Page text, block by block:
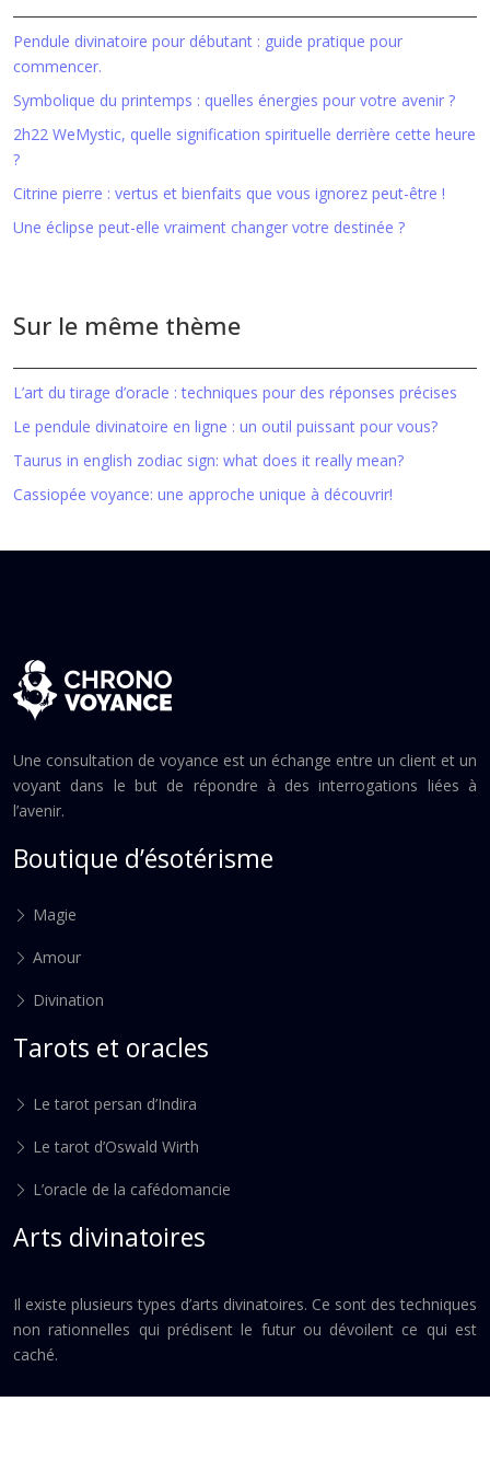
Pendule divinatoire pour débutant : guide pratique pour
commencer.
Symbolique du printemps : quelles énergies pour votre avenir ?
2h22 WeMystic, quelle signification spirituelle derrière cette heure
?
Citrine pierre : vertus et bienfaits que vous ignorez peut-être !
Une éclipse peut-elle vraiment changer votre destinée ?
Sur le même thème
L’art du tirage d’oracle : techniques pour des réponses précises
Le pendule divinatoire en ligne : un outil puissant pour vous?
Taurus in english zodiac sign: what does it really mean?
Cassiopée voyance: une approche unique à découvrir!
Une consultation de voyance est un échange entre un client et un
voyant dans le but de répondre à des interrogations liées à
l’avenir.
Boutique d’ésotérisme
Magie
Amour
Divination
Tarots et oracles
Le tarot persan d’Indira
Le tarot d’Oswald Wirth
L’oracle de la cafédomancie
Arts divinatoires
Il existe plusieurs types d’arts divinatoires. Ce sont des techniques
non rationnelles qui prédisent le futur ou dévoilent ce qui est
caché.